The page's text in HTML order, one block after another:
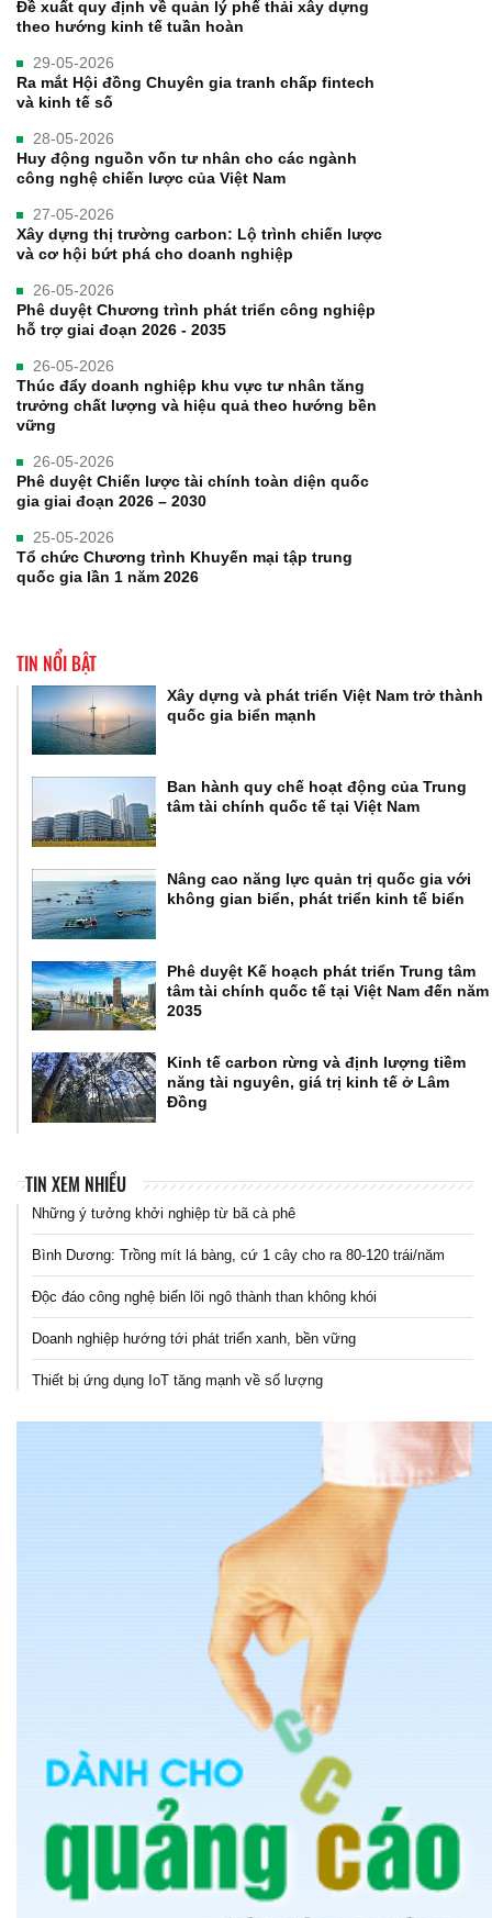
Đề xuất quy định về quản lý phế thải xây dựng
theo hướng kinh tế tuần hoàn
29-05-2026
Ra mắt Hội đồng Chuyên gia tranh chấp fintech
và kinh tế số
28-05-2026
Huy động nguồn vốn tư nhân cho các ngành
công nghệ chiến lược của Việt Nam
27-05-2026
Xây dựng thị trường carbon: Lộ trình chiến lược
và cơ hội bứt phá cho doanh nghiệp
26-05-2026
Phê duyệt Chương trình phát triển công nghiệp
hỗ trợ giai đoạn 2026 - 2035
26-05-2026
Thúc đẩy doanh nghiệp khu vực tư nhân tăng
trưởng chất lượng và hiệu quả theo hướng bền
vững
26-05-2026
Phê duyệt Chiến lược tài chính toàn diện quốc
gia giai đoạn 2026 – 2030
25-05-2026
Tổ chức Chương trình Khuyến mại tập trung
quốc gia lần 1 năm 2026
TIN NỔI BẬT
Xây dựng và phát triển Việt Nam trở thành
quốc gia biển mạnh
Ban hành quy chế hoạt động của Trung
tâm tài chính quốc tế tại Việt Nam
Nâng cao năng lực quản trị quốc gia với
không gian biển, phát triển kinh tế biển
Phê duyệt Kế hoạch phát triển Trung tâm
tâm tài chính quốc tế tại Việt Nam đến năm
2035
Kinh tế carbon rừng và định lượng tiềm
năng tài nguyên, giá trị kinh tế ở Lâm
Đồng
TIN XEM NHIỀU
Những ý tưởng khởi nghiệp từ bã cà phê
Bình Dương: Trồng mít lá bàng, cứ 1 cây cho ra 80-120 trái/năm
Độc đáo công nghệ biến lõi ngô thành than không khói
Doanh nghiệp hướng tới phát triển xanh, bền vững
Thiết bị ứng dụng IoT tăng mạnh về số lượng